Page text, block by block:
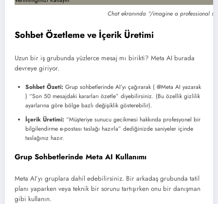
Chat ekranında “/imagine a professional
Sohbet Özetleme ve İçerik Üretimi
Uzun bir iş grubunda yüzlerce mesaj mı birikti? Meta AI burada
devreye giriyor.
Sohbet Özeti: Grup sohbetlerinde AI’yı çağırarak ( @Meta AI yazarak
) “Son 50 mesajdaki kararları özetle” diyebilirsiniz. (Bu özellik gizlilik
ayarlarına göre bölge bazlı değişiklik gösterebilir).
İçerik Üretimi: “Müşteriye sunucu gecikmesi hakkında profesyonel bir
bilgilendirme e-postası taslağı hazırla” dediğinizde saniyeler içinde
taslağınız hazır.
Grup Sohbetlerinde Meta AI Kullanımı
Meta AI’yı gruplara dahil edebilirsiniz. Bir arkadaş grubunda tatil
planı yaparken veya teknik bir sorunu tartışırken onu bir danışman
gibi kullanın.